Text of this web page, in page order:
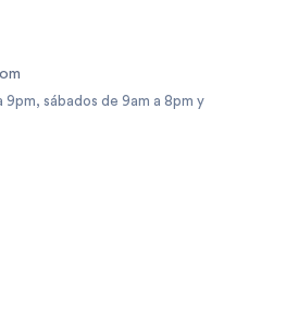
9pm, sábados de 9am a 8pm y